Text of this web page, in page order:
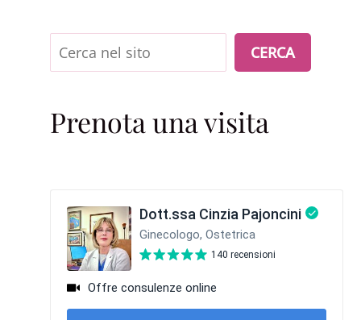
Cerca CERCA
Prenota una visita